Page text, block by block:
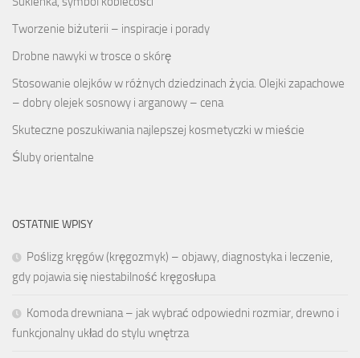
Tworzenie biżuterii – inspiracje i porady
Drobne nawyki w trosce o skórę
Stosowanie olejków w różnych dziedzinach życia. Olejki zapachowe
– dobry olejek sosnowy i arganowy – cena
Skuteczne poszukiwania najlepszej kosmetyczki w mieście
Śluby orientalne
OSTATNIE WPISY
Poślizg kręgów (kręgozmyk) – objawy, diagnostyka i leczenie,
gdy pojawia się niestabilność kręgosłupa
Komoda drewniana – jak wybrać odpowiedni rozmiar, drewno i
funkcjonalny układ do stylu wnętrza